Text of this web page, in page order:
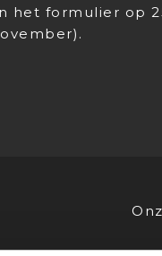
het formulier op